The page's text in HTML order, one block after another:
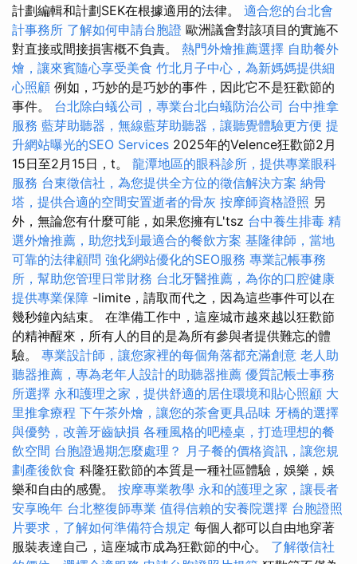
計劃編輯和計劃SEK在根據適用的法律。 適合您的台北會
計事務所 了解如何申請台胞證 歐洲議會對該項目的實施不
對直接或間接損害概不負責。 熱門外燴推薦選擇 自助餐外
燴，讓來賓隨心享受美食 竹北月子中心，為新媽媽提供細
心照顧 例如，巧妙的是巧妙的事件，因此它不是狂歡節的
事件。 台北除白蟻公司，專業台北白蟻防治公司 台中推拿
服務 藍芽助聽器，無線藍芽助聽器，讓聽覺體驗更方便 提
升網站曝光的SEO Services 2025年的Velence狂歡節2月
15日至2月15日，t。 龍潭地區的眼科診所，提供專業眼科
服務 台東徵信社，為您提供全方位的徵信解決方案 納骨
塔，提供合適的空間安置逝者的骨灰 按摩師資格證照 另
外，無論您有什麼可能，如果您擁有L'tsz 台中養生排毒 精
選外燴推薦，助您找到最適合的餐飲方案 基隆律師，當地
可靠的法律顧問 強化網站優化的SEO服務 專業記帳事務
所，幫助您管理日常財務 台北牙醫推薦，為你的口腔健康
提供專業保障 -limite，請取而代之，因為這些事件可以在
幾秒鐘內結束。 在準備工作中，這座城市越來越以狂歡節
的精神醒來，所有人的目的是為所有參與者提供難忘的體
驗。 專業設計師，讓您家裡的每個角落都充滿創意 老人助
聽器推薦，專為老年人設計的助聽器推薦 優質記帳士事務
所選擇 永和護理之家，提供舒適的居住環境和貼心照顧 大
里推拿療程 下午茶外燴，讓您的茶會更具品味 牙橋的選擇
與優勢，改善牙齒缺損 各種風格的吧檯桌，打造理想的餐
飲空間 台胞證過期怎麼處理？ 月子餐的價格資訊，讓您規
劃產後飲食 科隆狂歡節的本質是一種社區體驗，娛樂，娛
樂和自由的感覺。 按摩專業教學 永和的護理之家，讓長者
安享晚年 台北整復師專業 值得信賴的安養院選擇 台胞證照
片要求，了解如何準備符合規定 每個人都可以自由地穿著
服裝表達自己，這座城市成為狂歡節的中心。 了解徵信社